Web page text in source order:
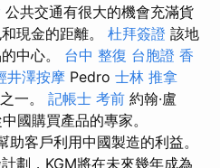
公共交通有很大的機會充滿貨
現金的距離。 杜拜簽證 該地
中心。 台中 整復 台胞證 香
井澤按摩 Pedro 士林 推拿
一。 記帳士 考前 約翰·盧
國購買產品的專家。
助客戶利用中國製造的利益。
劃，KGM將在未來幾年成為